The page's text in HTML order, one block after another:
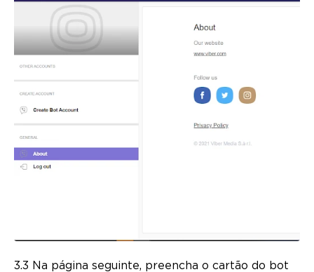
3.3 Na página seguinte, preencha o cartão do bot